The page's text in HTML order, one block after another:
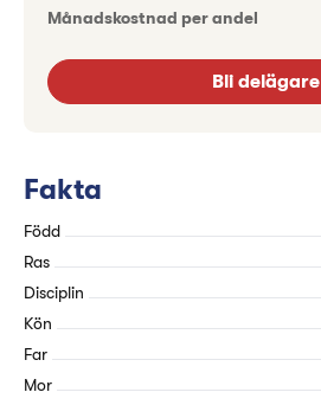
Månadskostnad per andel
Bli delägare
Fakta
Född
Ras
Disciplin
Kön
Far
Mor